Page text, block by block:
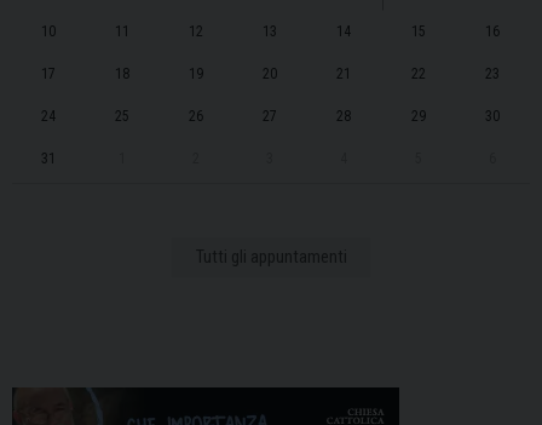
10 11 12 13 14 15 16
17 18 19 20 21 22 23
24 25 26 27 28 29 30
31
Tutti gli appuntamenti